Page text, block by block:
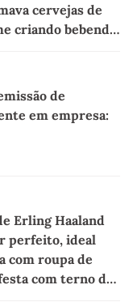
cervejas de
criando bebendo
de
em empresa:
Erling Haaland
perfeito, ideal
com roupa de
com terno de